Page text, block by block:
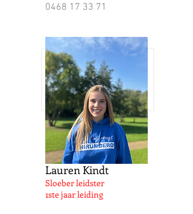
0468 17 33 71
Lauren Kindt
Sloeber leidster
1ste jaar leiding